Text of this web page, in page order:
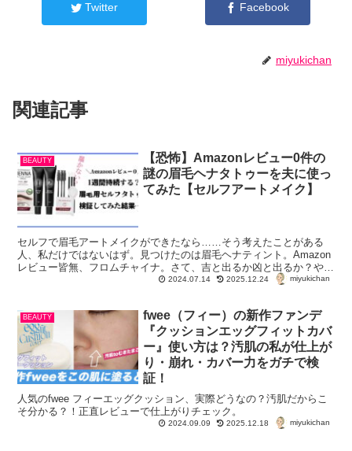
Twitter Facebook
miyukichan
関連記事
BEAUTY
【恐怖】Amazonレビュー0件の
謎の眉毛ヘナタトゥーを夫に使っ
てみた【セルフアートメイク】
セルフで眉毛アートメイクができたなら……そう考えたことがある
人、私だけではないはず。見つけたのは眉毛ヘナティント。Amazon
レビュー皆無、フロムチャイナ。さて、吉と出るか凶と出るか？やっ
2024.07.14 2025.12.24 miyukichan
BEAUTY
fwee（フィー）の新作ファンデ
『クッションエッグフィットカバ
ー』使い方は？汚肌の私が仕上が
り・崩れ・カバー力をガチで検
証！
人気のfwee フィーエッグクッション、実際どうなの？汚肌だからこ
そ分かる？！正直レビューで仕上がりチェック。
2024.09.09 2025.12.18 miyukichan